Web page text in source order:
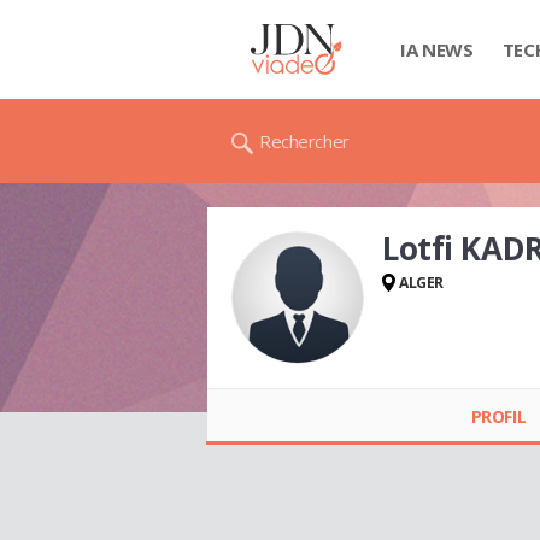
IA NEWS
Rechercher
Lotfi
ALGER
PROFIL